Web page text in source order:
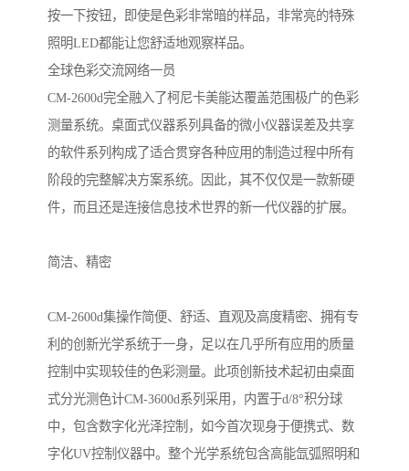
按一下按钮，即使是色彩非常暗的样品，非常亮的特殊
照明LED都能让您舒适地观察样品。
全球色彩交流网络一员
CM-2600d完全融入了柯尼卡美能达覆盖范围极广的色彩
测量系统。桌面式仪器系列具备的微小仪器误差及共享
的软件系列构成了适合贯穿各种应用的制造过程中所有
阶段的完整解决方案系统。因此，其不仅仅是一款新硬
件，而且还是连接信息技术世界的新一代仪器的扩展。
简洁、精密
CM-2600d集操作简便、舒适、直观及高度精密、拥有专
利的创新光学系统于一身，足以在几乎所有应用的质量
控制中实现较佳的色彩测量。此项创新技术起初由桌面
式分光测色计CM-3600d系列采用，内置于d/8°积分球
中，包含数字化光泽控制，如今首次现身于便携式、数
字化UV控制仪器中。整个光学系统包含高能氙弧照明和